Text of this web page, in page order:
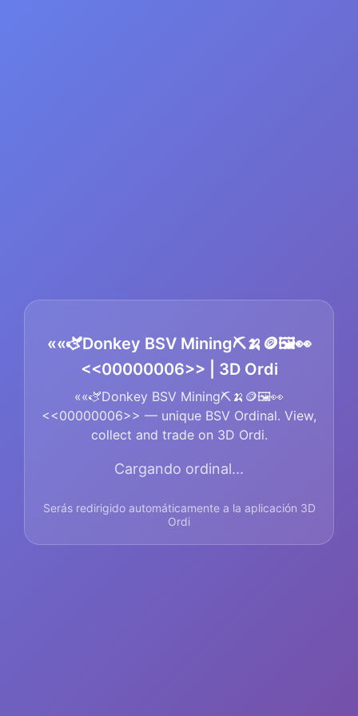
««🫏Donkey BSV Mining⛏️🍌🪙🖼️👀
<<00000006>> | 3D Ordi
««🫏Donkey BSV Mining⛏️🍌🪙🖼️👀
<<00000006>> — unique BSV Ordinal. View,
collect and trade on 3D Ordi.
Cargando ordinal...
Serás redirigido automáticamente a la aplicación 3D
Ordi